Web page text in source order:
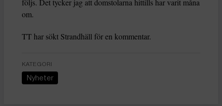
följs. Det tycker jag att domstolarna hittills har varit måna
om.
TT har sökt Strandhäll för en kommentar.
KATEGORI
Nyheter